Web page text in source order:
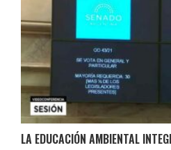
LA EDUCACIÓN AMBIENTAL